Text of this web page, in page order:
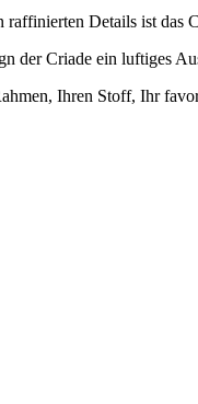
Details ist das
der Criade ein luftiges
Ihren Stoff, Ihr